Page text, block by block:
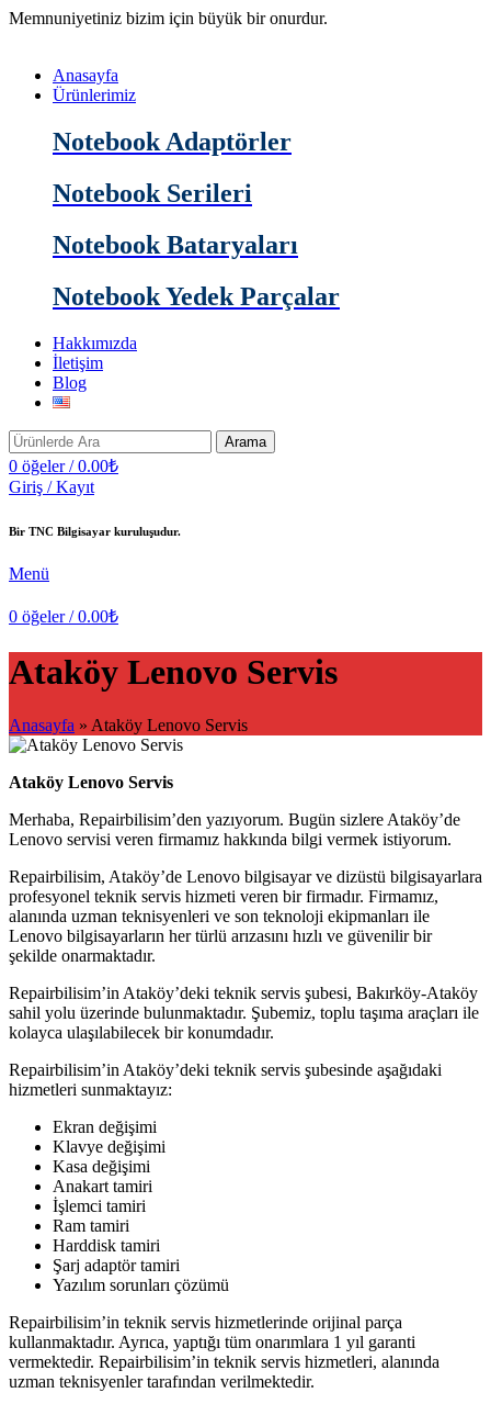
Memnuniyetiniz bizim için büyük bir onurdur.
Anasayfa
Ürünlerimiz
Notebook Adaptörler
Notebook Serileri
Notebook Bataryaları
Notebook Yedek Parçalar
Hakkımızda
İletişim
Blog
Arama
0 öğeler / 0.00₺
Giriş / Kayıt
Bir TNC Bilgisayar kuruluşudur.
Menü
0 öğeler / 0.00₺
Ataköy Lenovo Servis
Anasayfa » Ataköy Lenovo Servis
Ataköy Lenovo Servis
Merhaba, Repairbilisim’den yazıyorum. Bugün sizlere Ataköy’de
Lenovo servisi veren firmamız hakkında bilgi vermek istiyorum.
Repairbilisim, Ataköy’de Lenovo bilgisayar ve dizüstü bilgisayarlara
profesyonel teknik servis hizmeti veren bir firmadır. Firmamız,
alanında uzman teknisyenleri ve son teknoloji ekipmanları ile
Lenovo bilgisayarların her türlü arızasını hızlı ve güvenilir bir
şekilde onarmaktadır.
Repairbilisim’in Ataköy’deki teknik servis şubesi, Bakırköy-Ataköy
sahil yolu üzerinde bulunmaktadır. Şubemiz, toplu taşıma araçları ile
kolayca ulaşılabilecek bir konumdadır.
Repairbilisim’in Ataköy’deki teknik servis şubesinde aşağıdaki
hizmetleri sunmaktayız:
Ekran değişimi
Klavye değişimi
Kasa değişimi
Anakart tamiri
İşlemci tamiri
Ram tamiri
Harddisk tamiri
Şarj adaptör tamiri
Yazılım sorunları çözümü
Repairbilisim’in teknik servis hizmetlerinde orijinal parça
kullanmaktadır. Ayrıca, yaptığı tüm onarımlara 1 yıl garanti
vermektedir. Repairbilisim’in teknik servis hizmetleri, alanında
uzman teknisyenler tarafından verilmektedir.